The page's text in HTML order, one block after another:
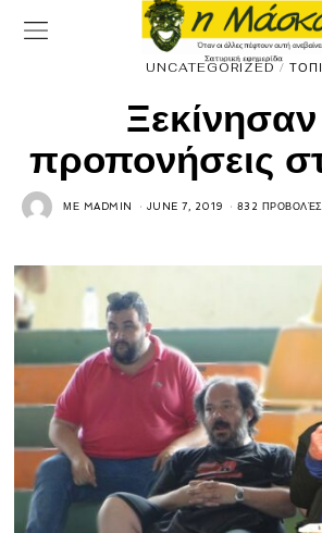
UNCATEGORIZED /
Ξεκίνησαν
προπονήσεις
ΜΕ MADMIN JUNE 7, 2019 832 ΠΡΟΒΟΛΈΣ